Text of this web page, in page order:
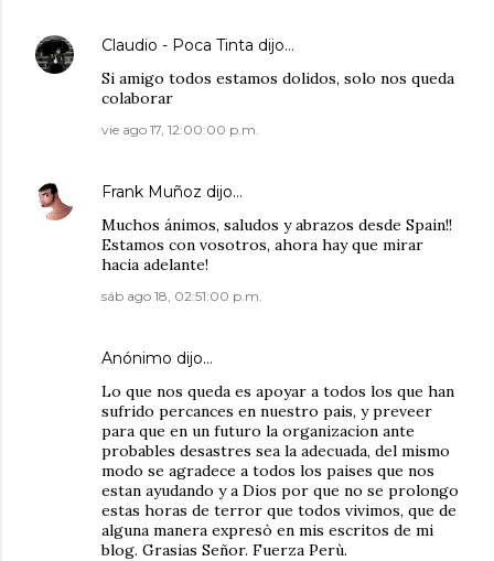
Claudio - Poca Tinta dijo…
Si amigo todos estamos dolidos, solo nos queda
colaborar
vie ago 17, 12:00:00 p.m.
Frank Muñoz dijo…
Muchos ánimos, saludos y abrazos desde Spain!!
Estamos con vosotros, ahora hay que mirar
hacia adelante!
sáb ago 18, 02:51:00 p.m.
Anónimo dijo…
Lo que nos queda es apoyar a todos los que han
sufrido percances en nuestro pais, y preveer
para que en un futuro la organizacion ante
probables desastres sea la adecuada, del mismo
modo se agradece a todos los paises que nos
estan ayudando y a Dios por que no se prolongo
estas horas de terror que todos vivimos, que de
alguna manera expresò en mis escritos de mi
blog. Grasias Señor. Fuerza Perù.